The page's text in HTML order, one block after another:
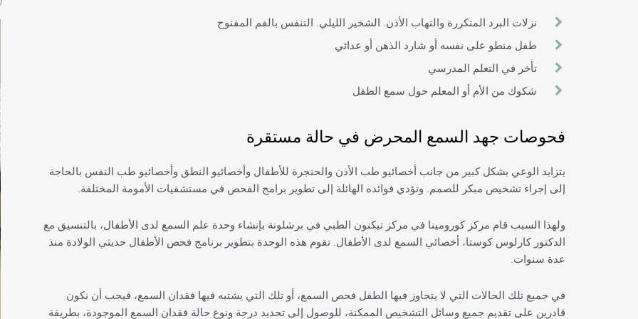
نزلات البرد المتكررة والتهاب الأذن. الشخير الليلي. التنفس بالفم المفتوح
طفل منطو على نفسه أو شارد الذهن أو عدائي
تأخر في التعلم المدرسي
شكوك من الأم أو المعلم حول سمع الطفل
فحوصات جهد السمع المحرض في حالة مستقرة
يتزايد الوعي بشكل كبير من جانب أخصائيو طب الأذن والحنجرة للأطفال وأخصائيو النطق وأخصائيو طب النفس بالحاجة
إلى إجراء تشخيص مبكر للصمم. وتؤدي فوائده الهائلة إلى تطوير برامج الفحص في مستشفيات الأمومة المختلفة.
ولهذا السبب قام مركز كورومينا في مركز تيكنون الطبي في برشلونة بإنشاء وحدة علم السمع لدى الأطفال، بالتنسيق مع
الدكتور كارلوس كوستا، أخصائي السمع لدى الأطفال. تقوم هذه الوحدة بتطوير برنامج فحص الأطفال حديثي الولادة منذ
عدة سنوات.
في جميع تلك الحالات التي لا يتجاوز فيها الطفل فحص السمع، أو تلك التي يشتبه فيها فقدان السمع، فيجب أن نكون
قادرين على تقديم جميع وسائل التشخيص الممكنة، للوصول إلى تحديد درجة ونوع حالة فقدان السمع الموجودة، بطريقة